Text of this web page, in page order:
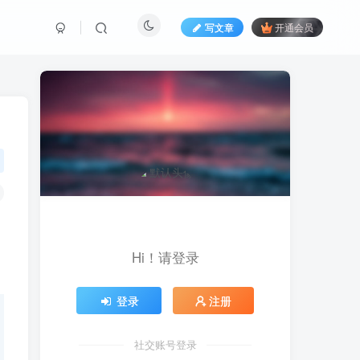
写文章 开通会员
Hi！请登录
登录 注册
社交账号登录